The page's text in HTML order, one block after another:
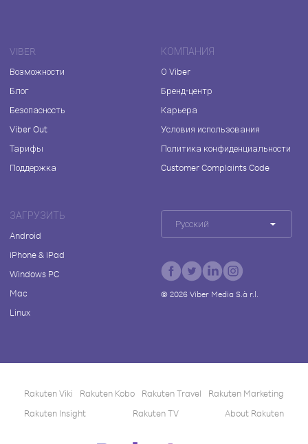
VIBER
Возможности
Блог
Безопасность
Viber Out
Тарифы
Поддержка
КОМПАНИЯ
О Viber
Бренд-центр
Карьера
Условия использования
Политика конфиденциальности
Customer Complaints Code
ЗАГРУЗИТЬ
Android
iPhone & iPad
Windows PC
Mac
Linux
Русский
© 2026Viber Media S.à r.l.
Rakuten Viki Rakuten Kobo Rakuten Travel
Rakuten Marketing
Rakuten Insight
Rakuten TV About Rakuten